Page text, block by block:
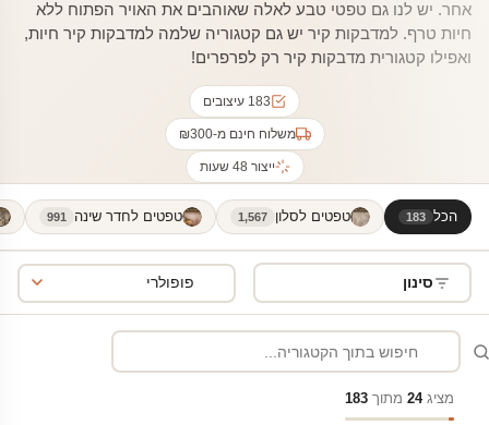
אחר. יש לנו גם טפטי טבע לאלה שאוהבים את האויר הפתוח ללא
חיות טרף. למדבקות קיר יש גם קטגוריה שלמה למדבקות קיר חיות,
ואפילו קטגורית מדבקות קיר רק לפרפרים!
183 עיצובים
משלוח חינם מ-₪300
ייצור 48 שעות
הכל 183 טפטים לסלון 1,567 טפטים לחדר שינה 991
סינון
מציג24 מתוך 183